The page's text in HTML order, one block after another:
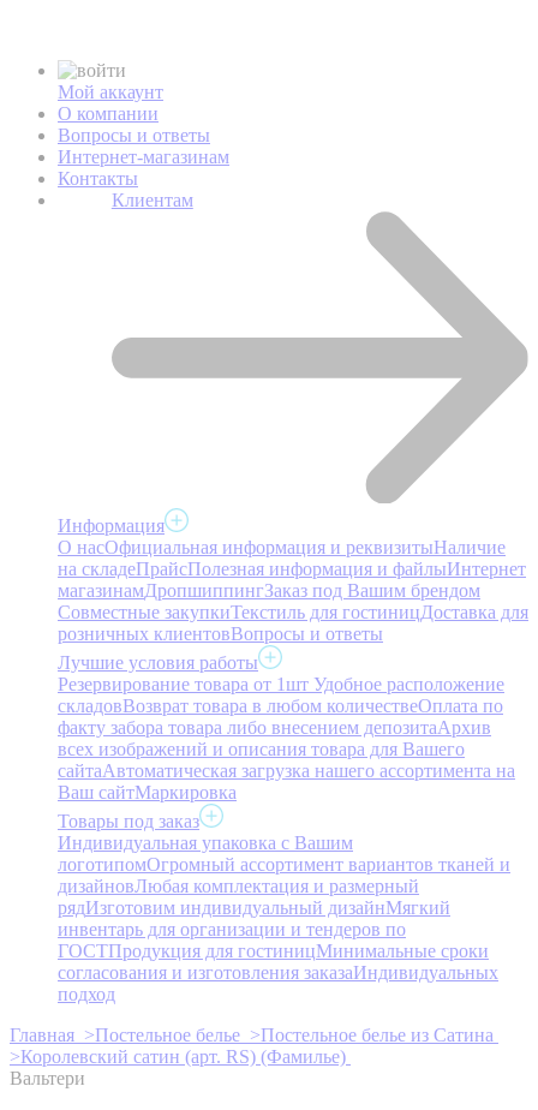
Мой аккаунт
О компании
Вопросы и ответы
Интернет-магазинам
Контакты
Клиентам
Информация
О насОфициальная информация и реквизитыНаличие
на складеПрайсПолезная информация и файлыИнтернет
магазинамДропшиппингЗаказ под Вашим брендом
Совместные закупкиТекстиль для гостиницДоставка для
розничных клиентовВопросы и ответы
Лучшие условия работы
Резервирование товара от 1шт Удобное расположение
складовВозврат товара в любом количествеОплата по
факту забора товара либо внесением депозитаАрхив
всех изображений и описания товара для Вашего
сайтаАвтоматическая загрузка нашего ассортимента на
Ваш сайтМаркировка
Товары под заказ
Индивидуальная упаковка с Вашим
логотипомОгромный ассортимент вариантов тканей и
дизайновЛюбая комплектация и размерный
рядИзготовим индивидуальный дизайнМягкий
инвентарь для организации и тендеров по
ГОСТПродукция для гостиницМинимальные сроки
согласования и изготовления заказаИндивидуальных
подход
Главная >Постельное белье >Постельное белье из Сатина
>Королевский сатин (арт. RS) (Фамилье)
Вальтери